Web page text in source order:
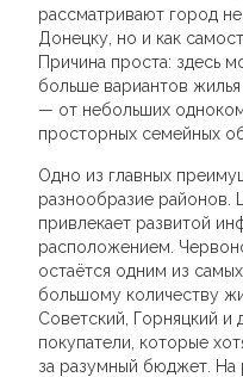
рассматривают город не
Донецку, но и как
Причина проста: здесь
больше вариантов
— от небольших
просторных семейных
Одно из главных
разнообразие районов.
привлекает развитой
расположением.
остаётся одним из
большому количеству
Советский, Горняцкий
покупатели, которые
за разумный бюджет. На